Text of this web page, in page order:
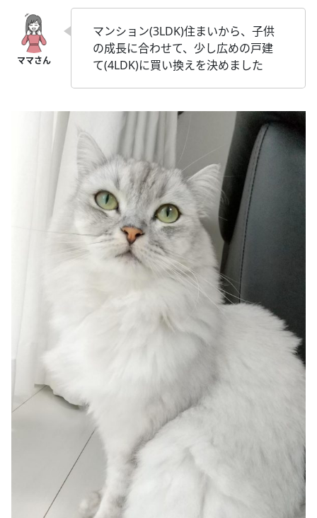
マンション(3LDK)住まいから、子供
の成長に合わせて、少し広めの戸建
て(4LDK)に買い換えを決めました